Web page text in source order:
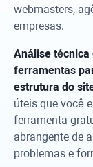
webmasters,
empresas.
Análise técnica
ferramentas
estrutura do
úteis que você
ferramenta
abrangente de
problemas e